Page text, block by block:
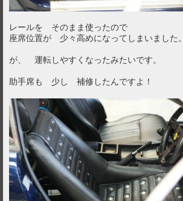
レールを そのまま使ったので
座席位置が 少々高めになってしまいました。
が、 運転しやすくなったみたいです。
助手席も 少し 補修したんですよ！